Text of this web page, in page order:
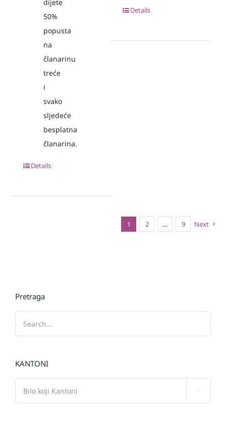
dijete
50%
popusta
na
članarinu
treće
i
svako
sljedeće
besplatna
članarina.
Details
Details
1 2 … 9 Next
Pretraga
KANTONI